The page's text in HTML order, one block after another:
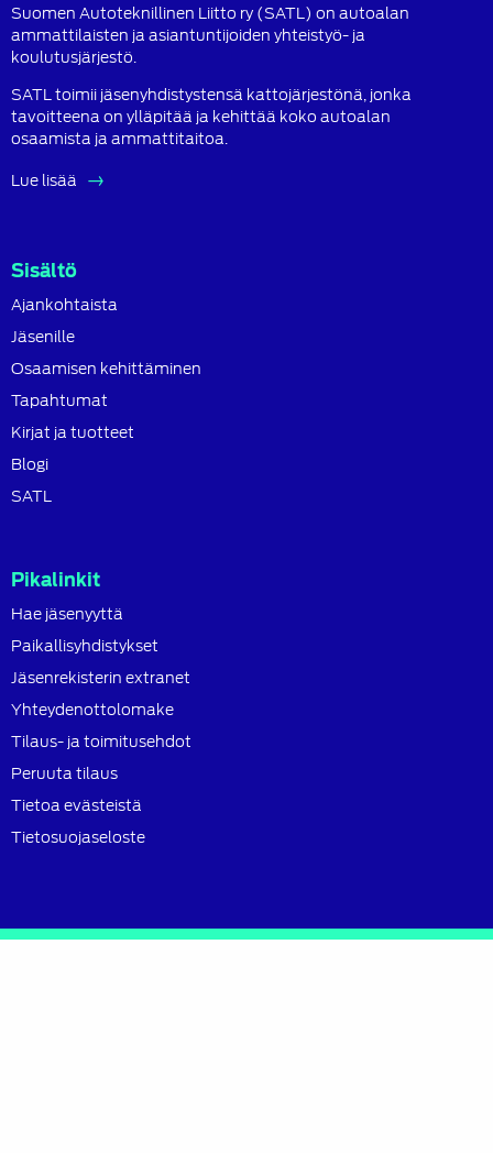
Suomen Autoteknillinen Liitto ry (SATL) on autoalan
ammattilaisten ja asiantuntijoiden yhteistyö- ja
koulutusjärjestö.
SATL toimii jäsenyhdistystensä kattojärjestönä, jonka
tavoitteena on ylläpitää ja kehittää koko autoalan
osaamista ja ammattitaitoa.
Lue lisää
Sisältö
Ajankohtaista
Jäsenille
Osaamisen kehittäminen
Tapahtumat
Kirjat ja tuotteet
Blogi
SATL
Pikalinkit
Hae jäsenyyttä
Paikallisyhdistykset
Jäsenrekisterin extranet
Yhteydenottolomake
Tilaus- ja toimitusehdot
Peruuta tilaus
Tietoa evästeistä
Tietosuojaseloste